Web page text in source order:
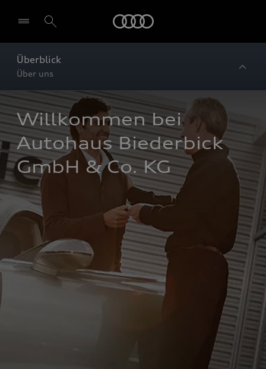
Überblick
Über uns
Willkommen bei
Autohaus Biederbick
GmbH & Co. KG